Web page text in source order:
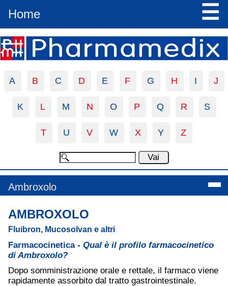
Home ☰
A B C D E F G H I J
K L M N O P Q R S
T U V W X Y Z
Ambroxolo
AMBROXOLO
Fluibron, Mucosolvan e altri
Farmacocinetica - Qual è il profilo farmacocinetico
di Ambroxolo?
Dopo somministrazione orale e rettale, il farmaco viene
rapidamente assorbito dal tratto gastrointestinale.